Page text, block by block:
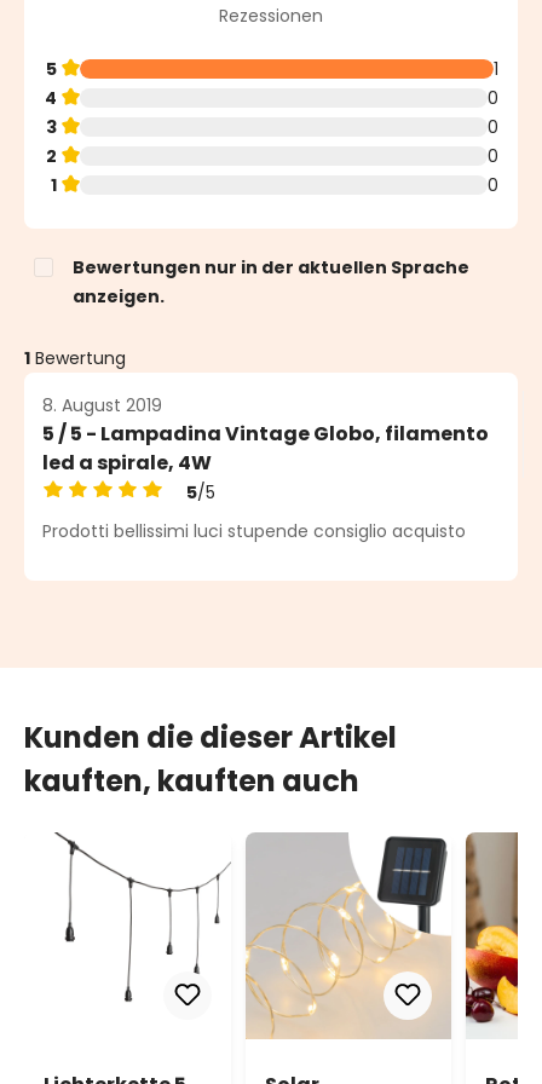
Durchschnittliche Bewertung von 5 von 5 Sternen
Rezessionen
5
1
4
0
3
0
2
0
1
0
Bewertungen nur in der aktuellen Sprache
anzeigen.
1 Bewertung
8. August 2019
5 / 5 - Lampadina Vintage Globo, filamento
led a spirale, 4W
Durchschnittliche Bewertung von 5 von 5 Sternen
5/5
Prodotti bellissimi luci stupende consiglio acquisto
Kunden die dieser Artikel
kauften, kauften auch